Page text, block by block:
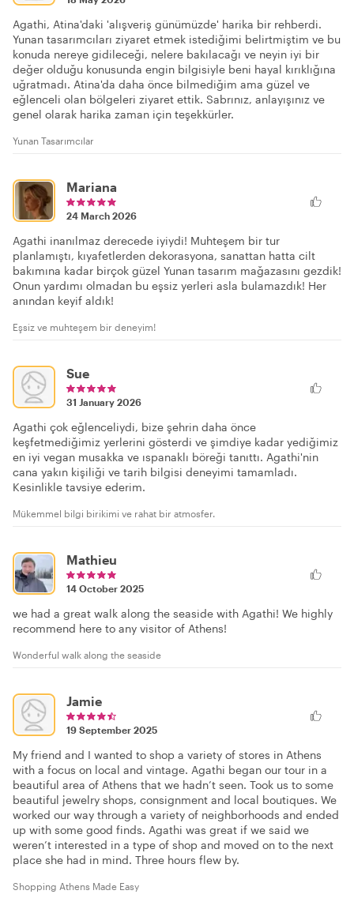
Agathi, Atina'daki 'alışveriş günümüzde' harika bir rehberdi.
Yunan tasarımcıları ziyaret etmek istediğimi belirtmiştim ve bu
konuda nereye gidileceği, nelere bakılacağı ve neyin iyi bir
değer olduğu konusunda engin bilgisiyle beni hayal kırıklığına
uğratmadı. Atina'da daha önce bilmediğim ama güzel ve
eğlenceli olan bölgeleri ziyaret ettik. Sabrınız, anlayışınız ve
genel olarak harika zaman için teşekkürler.
Yunan Tasarımcılar
Mariana
24 March 2026
Agathi inanılmaz derecede iyiydi! Muhteşem bir tur
planlamıştı, kıyafetlerden dekorasyona, sanattan hatta cilt
bakımına kadar birçok güzel Yunan tasarım mağazasını gezdik!
Onun yardımı olmadan bu eşsiz yerleri asla bulamazdık! Her
anından keyif aldık!
Eşsiz ve muhteşem bir deneyim!
Sue
31 January 2026
Agathi çok eğlenceliydi, bize şehrin daha önce
keşfetmediğimiz yerlerini gösterdi ve şimdiye kadar yediğimiz
en iyi vegan musakka ve ıspanaklı böreği tanıttı. Agathi'nin
cana yakın kişiliği ve tarih bilgisi deneyimi tamamladı.
Kesinlikle tavsiye ederim.
Mükemmel bilgi birikimi ve rahat bir atmosfer.
Mathieu
14 October 2025
we had a great walk along the seaside with Agathi! We highly
recommend here to any visitor of Athens!
Wonderful walk along the seaside
Jamie
19 September 2025
My friend and I wanted to shop a variety of stores in Athens
with a focus on local and vintage. Agathi began our tour in a
beautiful area of Athens that we hadn’t seen. Took us to some
beautiful jewelry shops, consignment and local boutiques. We
worked our way through a variety of neighborhoods and ended
up with some good finds. Agathi was great if we said we
weren’t interested in a type of shop and moved on to the next
place she had in mind. Three hours flew by.
Shopping Athens Made Easy